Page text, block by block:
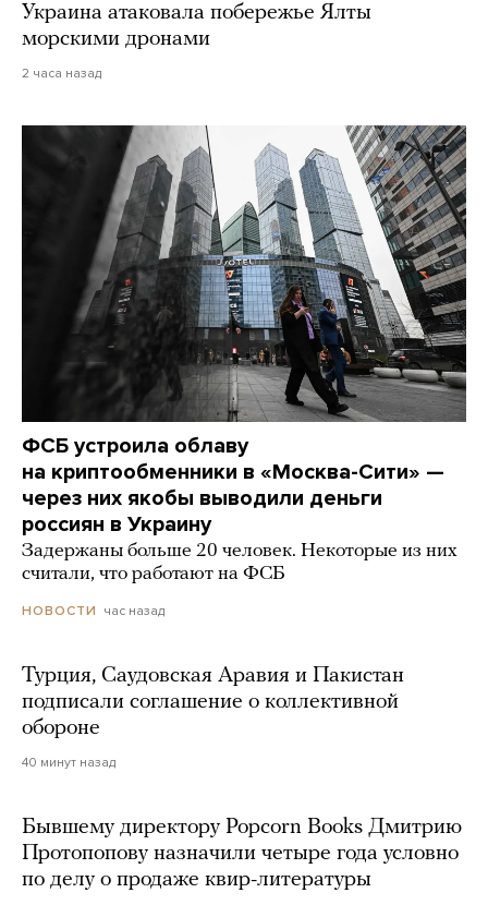
Украина атаковала побережье Ялты
морскими дронами
2 часа назад
ФСБ устроила облаву
на криптообменники в «Москва-Сити» —
через них якобы выводили деньги
россиян в Украину
Задержаны больше 20 человек. Некоторые из них
считали, что работают на ФСБ
НОВОСТИ час назад
Турция, Саудовская Аравия и Пакистан
подписали соглашение о коллективной
обороне
40 минут назад
Бывшему директору Popcorn Books Дмитрию
Протопопову назначили четыре года условно
по делу о продаже квир-литературы